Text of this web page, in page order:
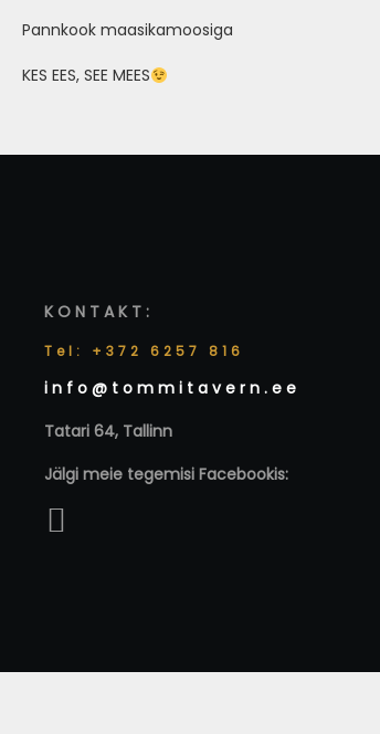
Pannkook maasikamoosiga
KES EES, SEE MEES
KONTAKT:
Tel: +372 6257 816
info@tommitavern.ee
Tatari 64, Tallinn
Jälgi meie tegemisi Facebookis: